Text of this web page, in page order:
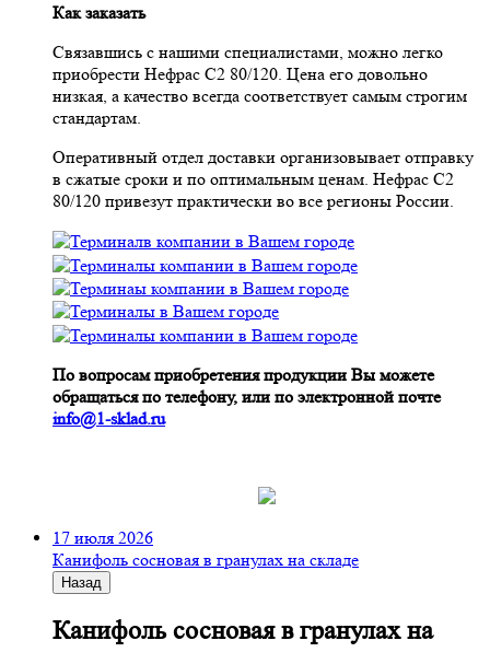
Как заказать
Связавшись с нашими специалистами, можно легко
приобрести Нефрас С2 80/120. Цена его довольно
низкая, а качество всегда соответствует самым строгим
стандартам.
Оперативный отдел доставки организовывает отправку
в сжатые сроки и по оптимальным ценам. Нефрас С2
80/120 привезут практически во все регионы России.
По вопросам приобретения продукции Вы можете
обращаться по телефону, или по электронной почте
info@1-sklad.ru
17 июля 2026
Канифоль сосновая в гранулах на складе
Назад
Канифоль сосновая в гранулах на